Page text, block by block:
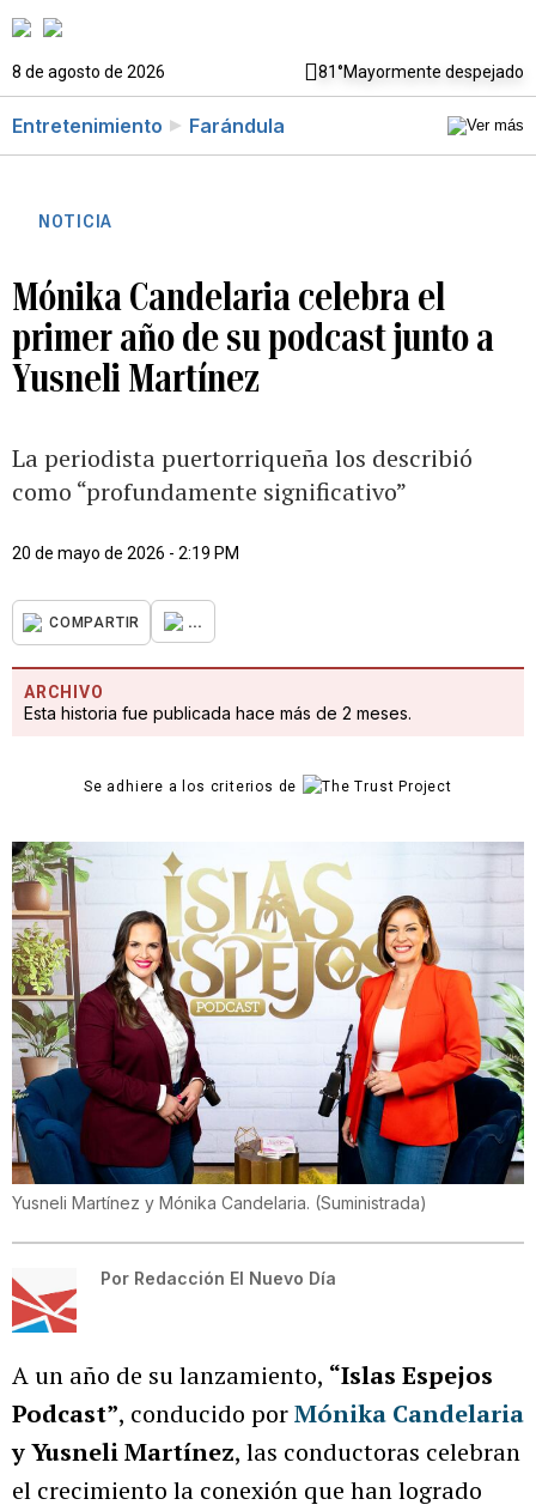
8 de agosto de 2026 81°Mayormente despejado
Entretenimiento Farándula
NOTICIA
Mónika Candelaria celebra el
primer año de su podcast junto a
Yusneli Martínez
La periodista puertorriqueña los describió
como “profundamente significativo”
20 de mayo de 2026 - 2:19 PM
COMPARTIR ...
ARCHIVO
Esta historia fue publicada hace más de 2 meses.
Se adhiere a los criterios de
Yusneli Martínez y Mónika Candelaria. (Suministrada)
Por Redacción El Nuevo Día
A un año de su lanzamiento, “Islas Espejos
Podcast”, conducido porMónika Candelaria
y Yusneli Martínez, las conductoras celebran
el crecimiento la conexión que han logrado